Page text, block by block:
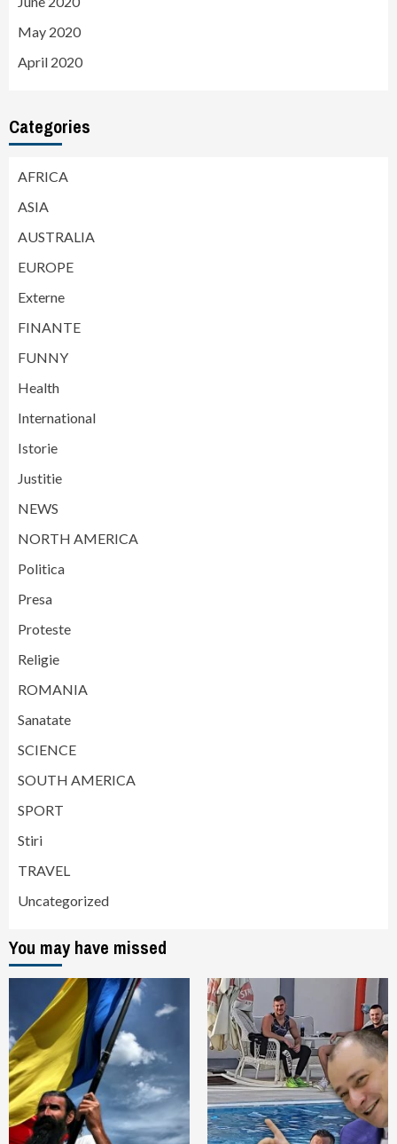
May 2020
April 2020
Categories
AFRICA
ASIA
AUSTRALIA
EUROPE
Externe
FINANTE
FUNNY
Health
International
Istorie
Justitie
NEWS
NORTH AMERICA
Politica
Presa
Proteste
Religie
ROMANIA
Sanatate
SCIENCE
SOUTH AMERICA
SPORT
Stiri
TRAVEL
Uncategorized
You may have missed